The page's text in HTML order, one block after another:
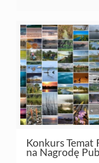
Konkurs Temat
na Nagrodę